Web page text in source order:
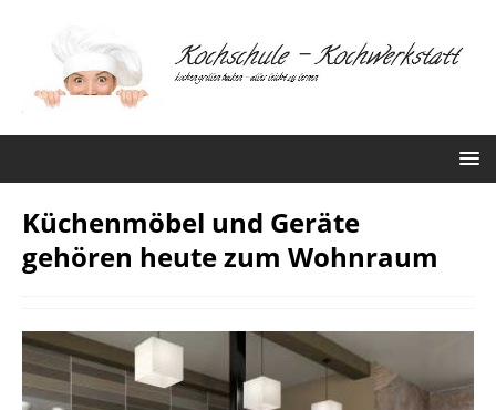
Küchenmöbel und Geräte
gehören heute zum Wohnraum